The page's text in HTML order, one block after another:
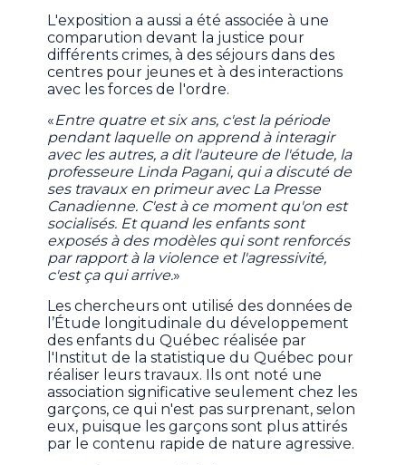
L'exposition a aussi a été associée à une
comparution devant la justice pour
différents crimes, à des séjours dans des
centres pour jeunes et à des interactions
avec les forces de l'ordre.
«Entre quatre et six ans, c'est la période
pendant laquelle on apprend à interagir
avec les autres, a dit l'auteure de l'étude, la
professeure Linda Pagani, qui a discuté de
ses travaux en primeur avec La Presse
Canadienne. C'est à ce moment qu'on est
socialisés. Et quand les enfants sont
exposés à des modèles qui sont renforcés
par rapport à la violence et l'agressivité,
c'est ça qui arrive.»
Les chercheurs ont utilisé des données de
l’Étude longitudinale du développement
des enfants du Québec réalisée par
l'Institut de la statistique du Québec pour
réaliser leurs travaux. Ils ont noté une
association significative seulement chez les
garçons, ce qui n'est pas surprenant, selon
eux, puisque les garçons sont plus attirés
par le contenu rapide de nature agressive.